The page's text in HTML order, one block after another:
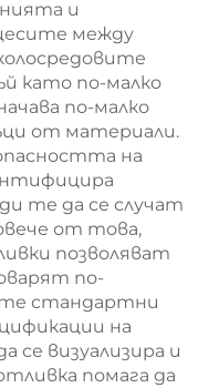
и
между
като по-малко
по-малко
от материали.
на
те да се случат
от това,
позволяват
по-
стандартни
на
визуализира и
помага да